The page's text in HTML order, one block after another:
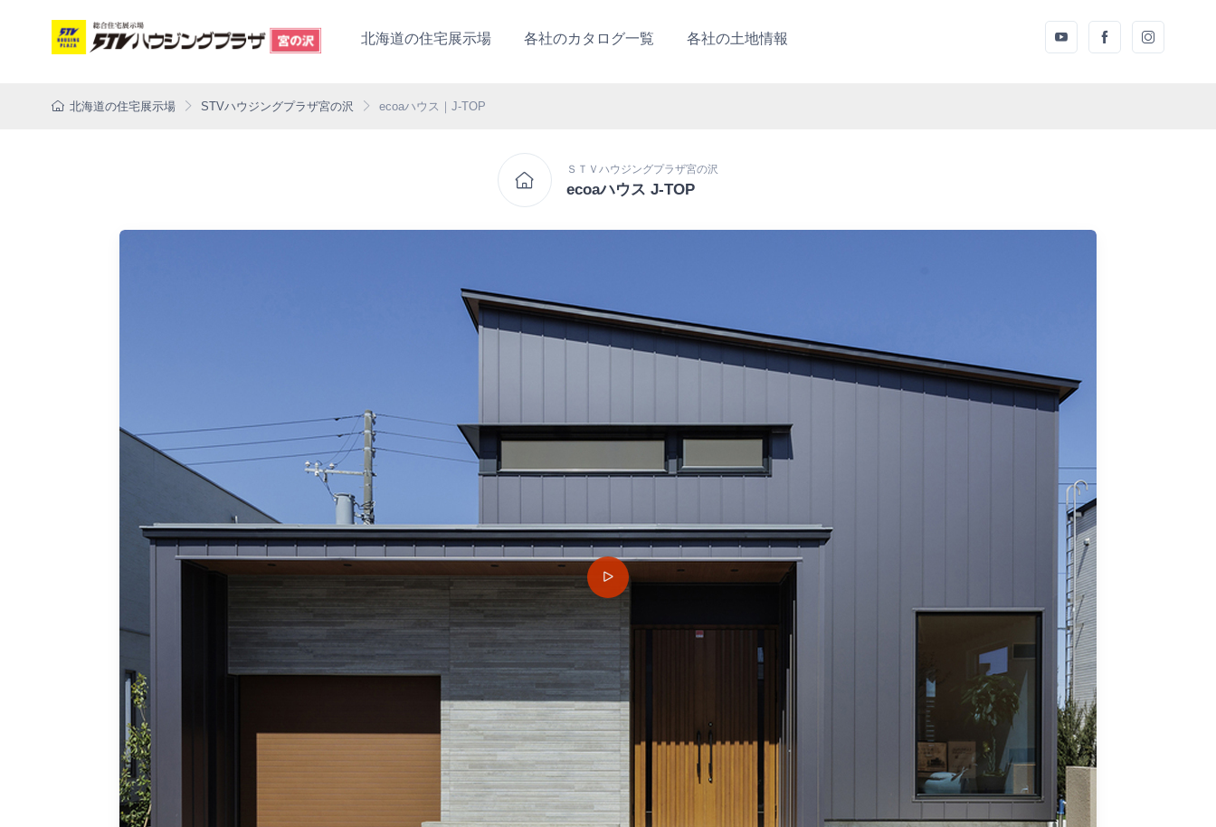
北海道の住宅展示場 各社のカタログ一覧 各社の土地情報
北海道の住宅展示場 STVハウジングプラザ宮の沢 ecoaハウス｜J-TOP
ＳＴＶハウジングプラザ宮の沢
ecoaハウス J-TOP